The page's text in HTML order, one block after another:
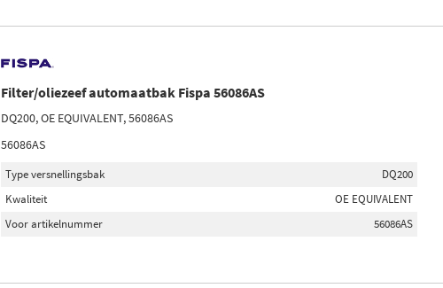
Filter/oliezeef automaatbak Fispa 56086AS
DQ200, OE EQUIVALENT, 56086AS
56086AS
Type versnellingsbak
DQ200
Kwaliteit
OE EQUIVALENT
Voor artikelnummer
56086AS